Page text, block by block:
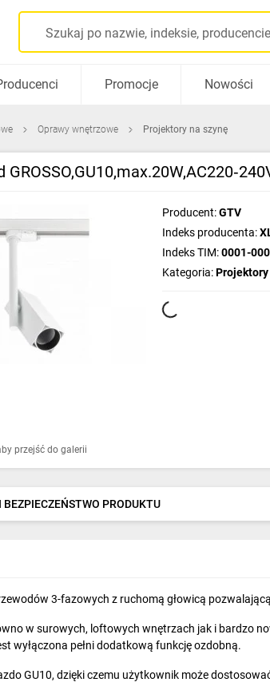
Promocje Nowości
Oprawy wnętrzowe Projektory na szynę
przejść do galerii
Producent:GTV
Indeks producenta:
Indeks TIM:0001-
Kategoria:Projektory
BEZPIECZEŃSTWO PRODUKTU
3-fazowych z ruchomą głowicą
w surowych, loftowych wnętrzach jak i bardzo
wyłączona pełni dodatkową funkcję ozdobną.
GU10, dzięki czemu użytkownik może